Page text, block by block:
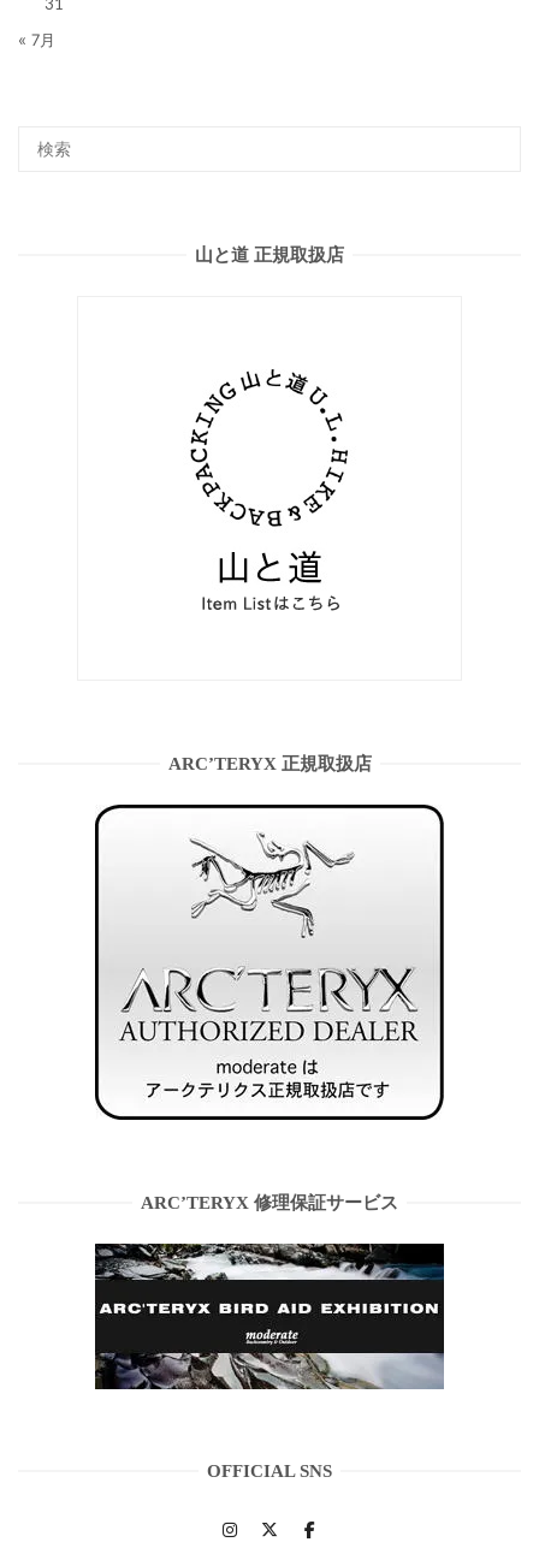
« 7月
山と道 正規取扱店
ARC’TERYX 正規取扱店
ARC’TERYX 修理保証サービス
OFFICIAL SNS